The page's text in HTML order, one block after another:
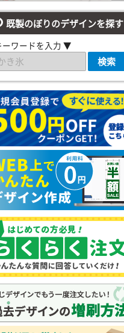
既製のぼりのデザインを探す
ーワードを入力 ▼
検索